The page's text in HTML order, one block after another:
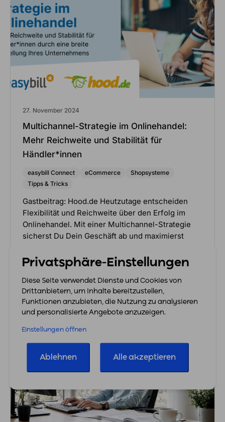
27. November 2024
Multichannel-Strategie im Onlinehandel:
Mehr Reichweite und Stabilität für
Händler*innen
easybill Connect eCommerce
Shopsysteme
Tipps & Tricks
Gastbeitrag: Hood.de Heutzutage entscheiden
Flexibilität und Reichweite über den Erfolg im
Onlinehandel. Mit einer Multichannel-Strategie
sicherst Du Dein Geschäft ab und maximierst
Mehr erfahren
Privatsphäre-Einstellungen
Diese Seite verwendet Dienste und Cookies von
Drittanbietern, um Inhalte bereitzustellen,
Funktionen anzubieten, die Nutzung zu analysieren
und personalisierte Angebote anzuzeigen.
Einstellungen öffnen
Ablehnen Alle akzeptieren